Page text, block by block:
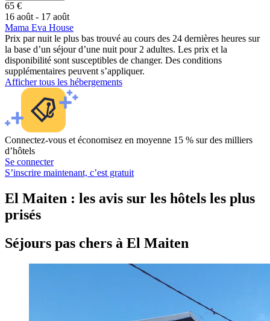
65 €
16 août - 17 août
Mama Eva House
Prix par nuit le plus bas trouvé au cours des 24 dernières heures sur
la base d’un séjour d’une nuit pour 2 adultes. Les prix et la
disponibilité sont susceptibles de changer. Des conditions
supplémentaires peuvent s’appliquer.
Afficher tous les hébergements
Connectez-vous et économisez en moyenne 15 % sur des milliers
d’hôtels
Se connecter
S’inscrire maintenant, c’est gratuit
El Maiten : les avis sur les hôtels les plus
prisés
Séjours pas chers à El Maiten